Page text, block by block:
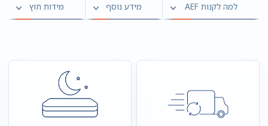
למה לקנות AEF מידע נוסף מידות חוץ